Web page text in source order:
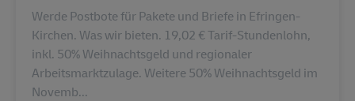
Werde Postbote für Pakete und Briefe in Efringen-
Kirchen. Was wir bieten. 19,02 € Tarif-Stundenlohn,
inkl. 50% Weihnachtsgeld und regionaler
Arbeitsmarktzulage. Weitere 50% Weihnachtsgeld im
Novemb...